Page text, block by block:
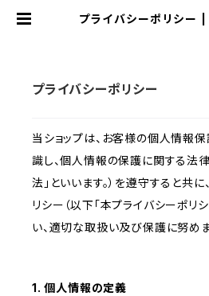
プライバシーポリシー |
プライバシーポリシー
当ショップは、お客様の個人情報
識し、個人情報の保護に関する法
法」といいます。）を遵守すると共
リシー（以下「本プライバシーポリシ
い、適切な取扱い及び保護に努めま
1. 個人情報の定義